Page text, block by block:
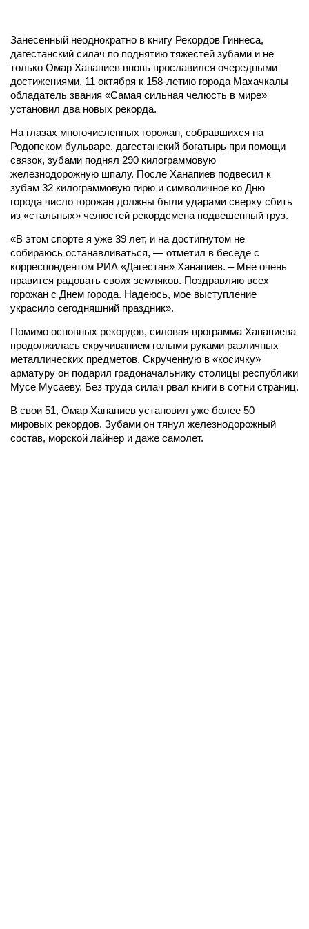
Занесенный неоднократно в книгу Рекордов Гиннеса,
дагестанский силач по поднятию тяжестей зубами и не
только Омар Ханапиев вновь прославился очередными
достижениями. 11 октября к 158-летию города Махачкалы
обладатель звания «Самая сильная челюсть в мире»
установил два новых рекорда.
На глазах многочисленных горожан, собравшихся на
Родопском бульваре, дагестанский богатырь при помощи
связок, зубами поднял 290 килограммовую
железнодорожную шпалу. После Ханапиев подвесил к
зубам 32 килограммовую гирю и символичное ко Дню
города число горожан должны были ударами сверху сбить
из «стальных» челюстей рекордсмена подвешенный груз.
«В этом спорте я уже 39 лет, и на достигнутом не
собираюсь останавливаться, — отметил в беседе с
корреспондентом РИА «Дагестан» Ханапиев. – Мне очень
нравится радовать своих земляков. Поздравляю всех
горожан с Днем города. Надеюсь, мое выступление
украсило сегодняшний праздник».
Помимо основных рекордов, силовая программа Ханапиева
продолжилась скручиванием голыми руками различных
металлических предметов. Скрученную в «косичку»
арматуру он подарил градоначальнику столицы республики
Мусе Мусаеву. Без труда силач рвал книги в сотни страниц.
В свои 51, Омар Ханапиев установил уже более 50
мировых рекордов. Зубами он тянул железнодорожный
состав, морской лайнер и даже самолет.